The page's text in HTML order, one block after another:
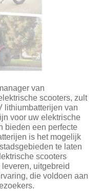
van
scooters, zult
lithiumbatterijen van
voor uw elektrische
bieden een perfecte
is het mogelijk
te laten
scooters
uitgebreid
die voldoen aan